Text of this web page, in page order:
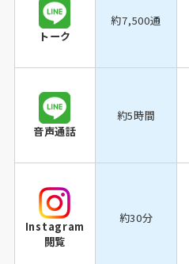
トーク
約7,500通
音声通話
約5時間
Instagram
閲覧
約30分